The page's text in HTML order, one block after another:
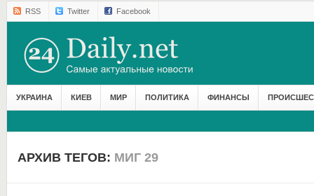
RSS Twitter Facebook
УКРАИНА КИЕВ МИР ПОЛИТИКА ФИНАНСЫ
АРХИВ ТЕГОВ: МИГ 29